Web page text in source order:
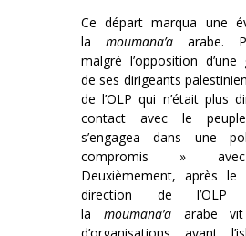
Ce départ marqua une
la moumana’a arabe.
malgré l’opposition
de ses dirigeants
de l’OLP qui n’était plus
contact avec le peuple
s’engagea dans une
compromis » avec
Deuxièmement, après
direction de l’OLP
la moumana’a arabe vit